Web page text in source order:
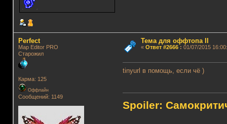
Perfect
Map Editor PRO
Старожил
Карма: 125
Оффлайн
Сообщений: 1149
Тема для оффтопа II
« Ответ #2666: 01/07/2015
tinyurl в помощь, если чё )
Spoiler: